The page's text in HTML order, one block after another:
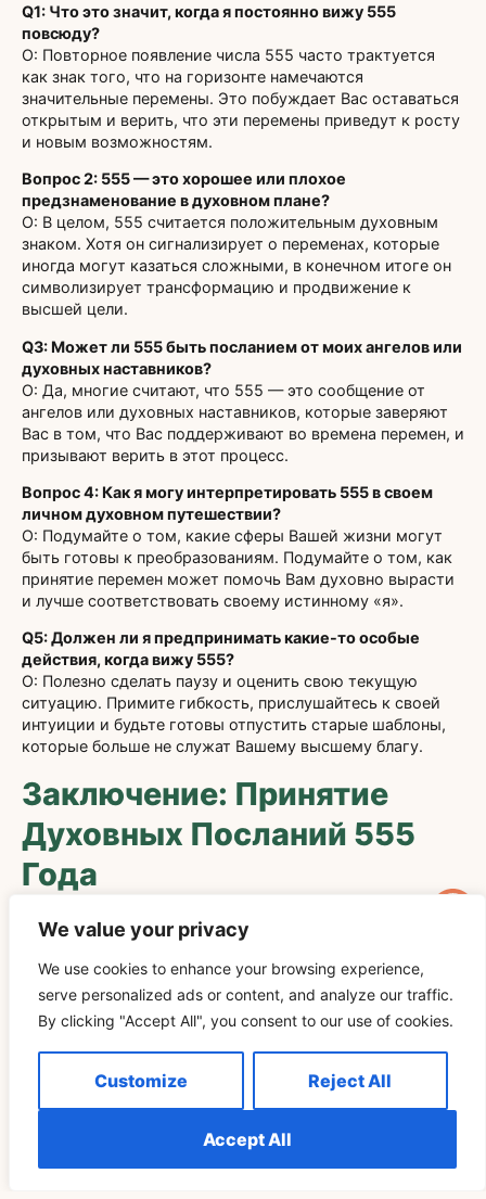
We value your privacy
We use cookies to enhance your browsing experience,
serve personalized ads or content, and analyze our traffic.
By clicking "Accept All", you consent to our use of cookies.
Customize Reject All
Accept All
Q1: Что это значит, когда я постоянно вижу 555
повсюду?
О: Повторное появление числа 555 часто трактуется
как знак того, что на горизонте намечаются
значительные перемены. Это побуждает Вас оставаться
открытым и верить, что эти перемены приведут к росту
и новым возможностям.
Вопрос 2: 555 — это хорошее или плохое
предзнаменование в духовном плане?
О: В целом, 555 считается положительным духовным
знаком. Хотя он сигнализирует о переменах, которые
иногда могут казаться сложными, в конечном итоге он
символизирует трансформацию и продвижение к
высшей цели.
Q3: Может ли 555 быть посланием от моих ангелов или
духовных наставников?
О: Да, многие считают, что 555 — это сообщение от
ангелов или духовных наставников, которые заверяют
Вас в том, что Вас поддерживают во времена перемен, и
призывают верить в этот процесс.
Вопрос 4: Как я могу интерпретировать 555 в своем
личном духовном путешествии?
О: Подумайте о том, какие сферы Вашей жизни могут
быть готовы к преобразованиям. Подумайте о том, как
принятие перемен может помочь Вам духовно вырасти
и лучше соответствовать своему истинному «я».
Q5: Должен ли я предпринимать какие-то особые
действия, когда вижу 555?
О: Полезно сделать паузу и оценить свою текущую
ситуацию. Примите гибкость, прислушайтесь к своей
интуиции и будьте готовы отпустить старые шаблоны,
которые больше не служат Вашему высшему благу.
Заключение: Принятие
Духовных Посланий 555
Года
Число 555 несет в себе глубокое духовное послание,
сосредоточенное на трансформации, росте и
божественном руководстве. Признание этого числа не
просто совпадением позволяет людям настроиться на
тонкие энергии, которые побуждают их принимать
перемены с мужеством и доверием. Рассматривается
ли оно как призыв духовных наставников или как
символ личной эволюции, 555 приглашает нас вступить
на новые этапы жизни с открытым сердцем и разумом.
В конечном итоге, принятие духовных посланий 555
года может привести к большему самосознанию и